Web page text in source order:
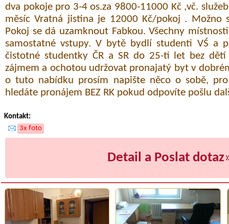
dva pokoje pro 3-4 os.za 9800-11000 Kč ,vč.
měsíc Vratná jistina je 12000 Kč/pokoj . Možno
Pokoj se dá uzamknout Fabkou. Všechny
samostatné vstupy. V bytě bydlí studenti VŚ a
čistotné studentky ČR a SR do 25-ti let bez
zájmem a ochotou udržovat pronajatý byt v
o tuto nabídku prosím napište něco o sobě,
hledáte pronájem BEZ RK pokud odpovíte pošlu
Kontakt:
3x foto
Detail a Poslat dotaz